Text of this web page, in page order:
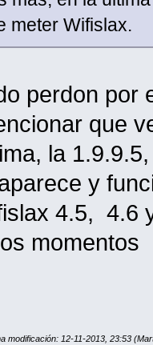
meter Wifislax.
perdon por
que
la
y
4.5, 4.6
momentos
modificación: 12-11-2013, 23:53